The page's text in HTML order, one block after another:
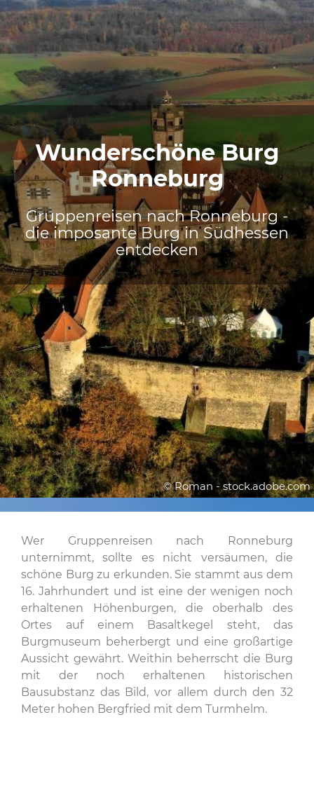
Wunderschöne Burg
Ronneburg
Gruppenreisen nach Ronneburg -
die imposante Burg in Südhessen
entdecken
© Roman - stock.adobe.com
Wer Gruppenreisen nach Ronneburg
unternimmt, sollte es nicht versäumen, die
schöne Burg zu erkunden. Sie stammt aus dem
16. Jahrhundert und ist eine der wenigen noch
erhaltenen Höhenburgen, die oberhalb des
Ortes auf einem Basaltkegel steht, das
Burgmuseum beherbergt und eine großartige
Aussicht gewährt. Weithin beherrscht die Burg
mit der noch erhaltenen historischen
Bausubstanz das Bild, vor allem durch den 32
Meter hohen Bergfried mit dem Turmhelm.